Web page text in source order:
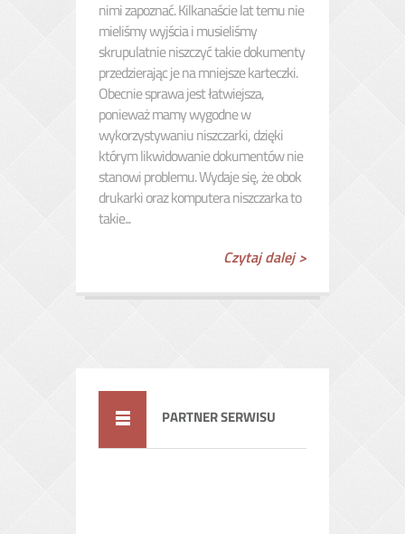
nimi zapoznać. Kilkanaście lat temu nie
mieliśmy wyjścia i musieliśmy
skrupulatnie niszczyć takie dokumenty
przedzierając je na mniejsze karteczki.
Obecnie sprawa jest łatwiejsza,
ponieważ mamy wygodne w
wykorzystywaniu niszczarki, dzięki
którym likwidowanie dokumentów nie
stanowi problemu. Wydaje się, że obok
drukarki oraz komputera niszczarka to
takie...
Czytaj dalej >
PARTNER SERWISU